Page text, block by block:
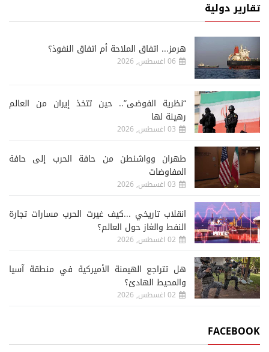
تقارير دولية
هرمز... اتفاق الملاحة أم اتفاق النفوذ؟
06 اغسطس, 2026
“نظرية الفوضى”.. حين تتخذ إيران من العالم
رهينة لها
03 اغسطس, 2026
طهران وواشنطن من حافة الحرب إلى حافة
المفاوضات
03 اغسطس, 2026
انقلاب تاريخي ...كيف غيرت الحرب مسارات تجارة
النفط والغاز حول العالم؟
02 اغسطس, 2026
هل تتراجع الهيمنة الأميركية في منطقة آسيا
والمحيط الهادئ؟
02 اغسطس, 2026
FACEBOOK